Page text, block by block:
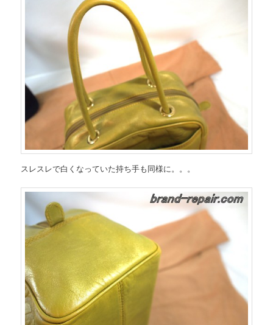
スレスレで白くなっていた持ち手も同様に。。。